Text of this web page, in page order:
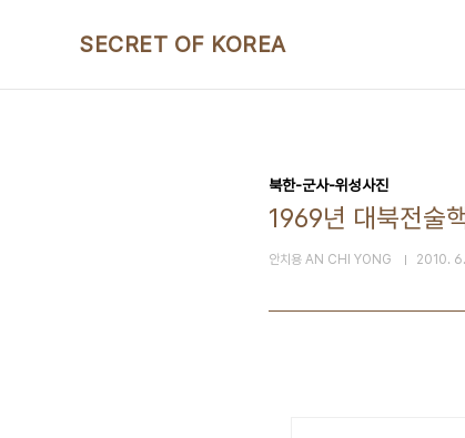
SECRET OF KOREA
북한-군사-위성사진
1969년 대북전술
안치용 AN CHI YONG 2010.